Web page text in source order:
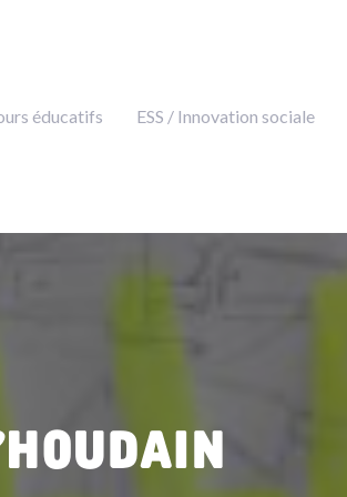
éducatifs ESS / Innovation sociale